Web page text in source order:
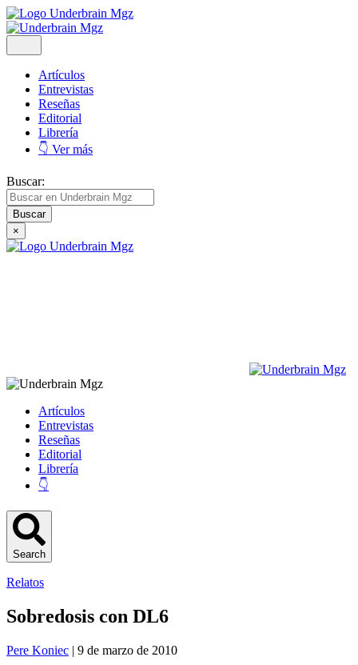
Artículos
Entrevistas
Reseñas
Editorial
Librería
👇 Ver más
Buscar:
×
Artículos
Entrevistas
Reseñas
Editorial
Librería
👇
Search
Relatos
Sobredosis con DL6
Pere Koniec | 9 de marzo de 2010